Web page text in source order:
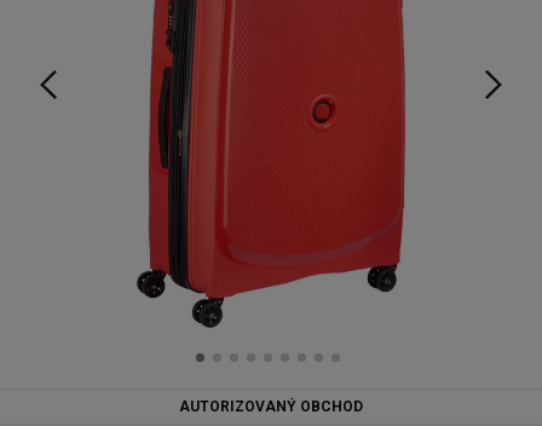
AUTORIZOVANÝ OBCHOD